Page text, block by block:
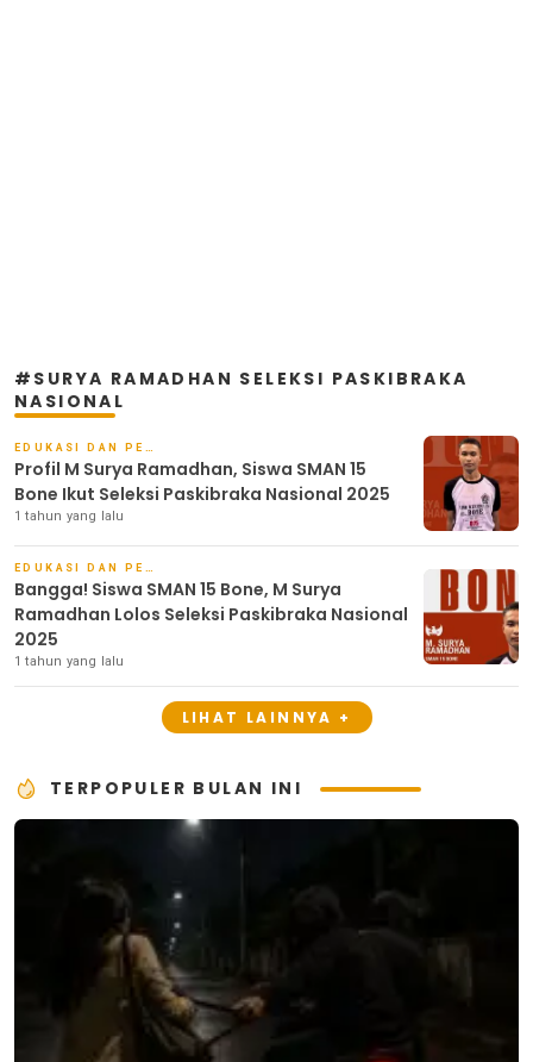
#SURYA RAMADHAN SELEKSI PASKIBRAKA
NASIONAL
EDUKASI DAN PENDIDIKAN
Profil M Surya Ramadhan, Siswa SMAN 15
Bone Ikut Seleksi Paskibraka Nasional 2025
1 tahun yang lalu
EDUKASI DAN PENDIDIKAN
Bangga! Siswa SMAN 15 Bone, M Surya
Ramadhan Lolos Seleksi Paskibraka Nasional
2025
1 tahun yang lalu
LIHAT LAINNYA +
TERPOPULER BULAN INI